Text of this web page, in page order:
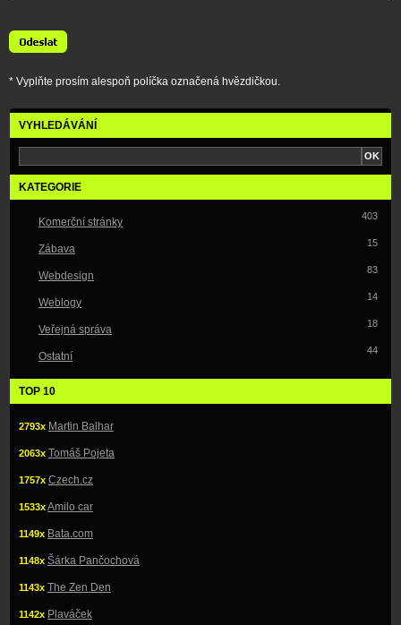
* Vyplňte prosím alespoň políčka označená hvězdičkou.
VYHLEDÁVÁNÍ
KATEGORIE
403
Komerční stránky
15
Zábava
83
Webdesign
14
Weblogy
18
Veřejná správa
44
Ostatní
TOP 10
2793x Martin Balhar
2063x Tomáš Pojeta
1757x Czech.cz
1533xAmilo car
1149x Bata.com
1148x Šárka Pančochová
1143x The Zen Den
1142x Plaváček